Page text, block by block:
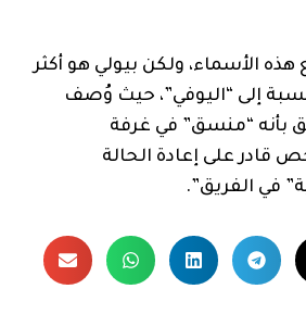
الأسماء، ولكن بيولي هو أكثر
إلى “اليوفي”، حيث وُصف
بأنه “منسق” في غرفة
قادر على إعادة الحالة
في الفريق”.